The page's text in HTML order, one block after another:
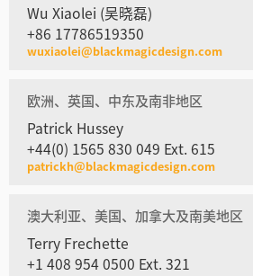
Wu Xiaolei (吴晓磊)
+86 17786519350
wuxiaolei@blackmagicdesign.com
欧洲、英国、中东及南非地区
Patrick Hussey
+44(0) 1565 830 049 Ext. 615
patrickh@blackmagicdesign.com
澳大利亚、美国、加拿大及南美地区
Terry Frechette
+1 408 954 0500 Ext. 321